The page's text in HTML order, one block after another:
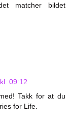
matcher bildet
09:12
Takk for at du
for Life.